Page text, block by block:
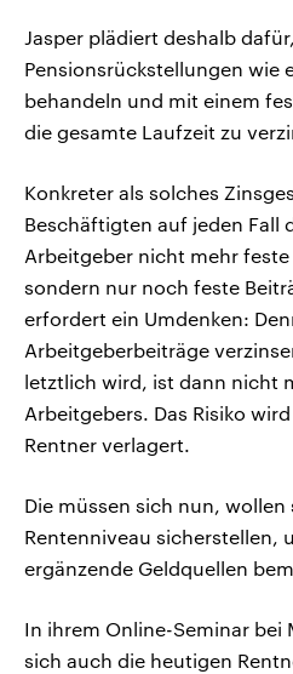
Jasper plädiert deshalb dafür,
Pensionsrückstellungen wie
behandeln und mit einem
die gesamte Laufzeit zu
Konkreter als solches
Beschäftigten auf jeden Fall
Arbeitgeber nicht mehr feste
sondern nur noch feste
erfordert ein Umdenken:
Arbeitgeberbeiträge
letztlich wird, ist dann nicht
Arbeitgebers. Das Risiko
Rentner verlagert.
Die müssen sich nun,
Rentenniveau sicherstellen,
ergänzende Geldquellen
In ihrem Online-Seminar bei
sich auch die heutigen